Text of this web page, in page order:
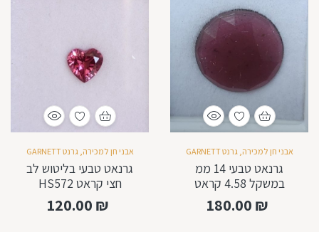
אבני חן למכירה,גרנט GARNETT
גרנאט טבעי 14 ממ
במשקל 4.58 קראט
180.00 ₪
אבני חן למכירה,גרנט GARNETT
גרנאט טבעי בליטוש לב
חצי קראט HS572
120.00 ₪